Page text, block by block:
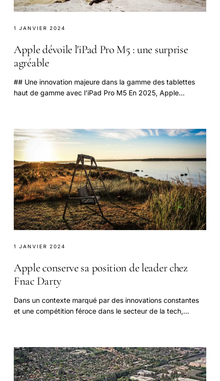
1 JANVIER 2024
Apple dévoile l'iPad Pro M5 : une surprise
agréable
## Une innovation majeure dans la gamme des tablettes
haut de gamme avec l’iPad Pro M5 En 2025, Apple
1 JANVIER 2024
Apple conserve sa position de leader chez
Fnac Darty
Dans un contexte marqué par des innovations constantes
et une compétition féroce dans le secteur de la tech,